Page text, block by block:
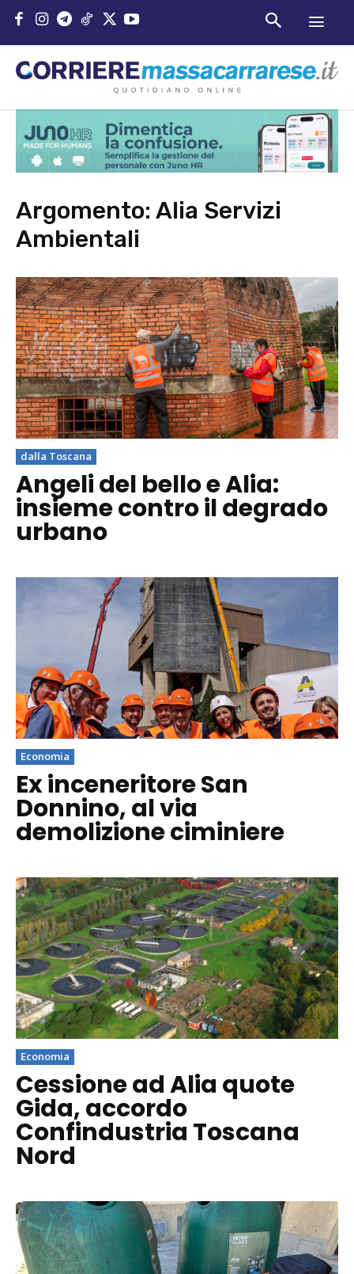
Argomento: Alia Servizi
Ambientali
dalla Toscana
Angeli del bello e Alia:
insieme contro il degrado
urbano
Economia
Ex inceneritore San
Donnino, al via
demolizione ciminiere
Economia
Cessione ad Alia quote
Gida, accordo
Confindustria Toscana
Nord